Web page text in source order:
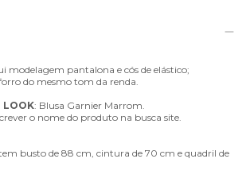
modelagem pantalona e cós de elástico;
do mesmo tom da renda.
LOOK: Blusa Garnier Marrom.
o nome do produto na busca site.
busto de 88 cm, cintura de 70 cm e quadril de